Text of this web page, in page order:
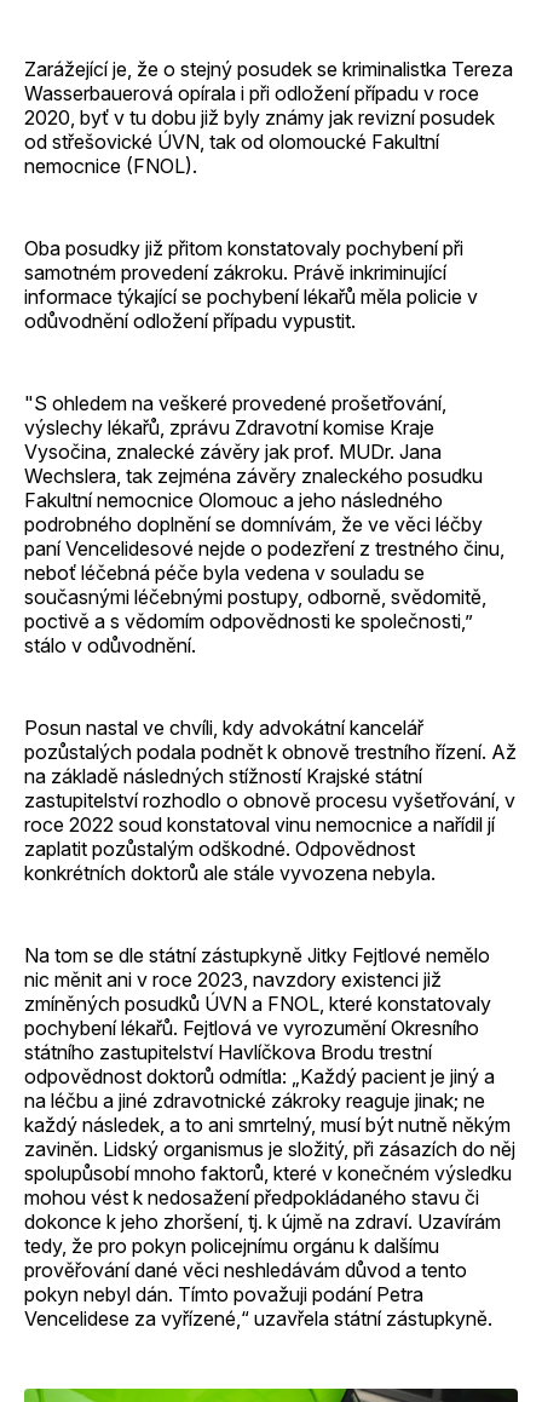
Zarážející je, že o stejný posudek se kriminalistka Tereza
Wasserbauerová opírala i při odložení případu v roce
2020, byť v tu dobu již byly známy jak revizní posudek
od střešovické ÚVN, tak od olomoucké Fakultní
nemocnice (FNOL).
Oba posudky již přitom konstatovaly pochybení při
samotném provedení zákroku. Právě inkriminující
informace týkající se pochybení lékařů měla policie v
odůvodnění odložení případu vypustit.
"S ohledem na veškeré provedené prošetřování,
výslechy lékařů, zprávu Zdravotní komise Kraje
Vysočina, znalecké závěry jak prof. MUDr. Jana
Wechslera, tak zejména závěry znaleckého posudku
Fakultní nemocnice Olomouc a jeho následného
podrobného doplnění se domnívám, že ve věci léčby
paní Vencelidesové nejde o podezření z trestného činu,
neboť léčebná péče byla vedena v souladu se
současnými léčebnými postupy, odborně, svědomitě,
poctivě a s vědomím odpovědnosti ke společnosti,”
stálo v odůvodnění.
Posun nastal ve chvíli, kdy advokátní kancelář
pozůstalých podala podnět k obnově trestního řízení. Až
na základě následných stížností Krajské státní
zastupitelství rozhodlo o obnově procesu vyšetřování, v
roce 2022 soud konstatoval vinu nemocnice a nařídil jí
zaplatit pozůstalým odškodné. Odpovědnost
konkrétních doktorů ale stále vyvozena nebyla.
Na tom se dle státní zástupkyně Jitky Fejtlové nemělo
nic měnit ani v roce 2023, navzdory existenci již
zmíněných posudků ÚVN a FNOL, které konstatovaly
pochybení lékařů. Fejtlová ve vyrozumění Okresního
státního zastupitelství Havlíčkova Brodu trestní
odpovědnost doktorů odmítla: „Každý pacient je jiný a
na léčbu a jiné zdravotnické zákroky reaguje jinak; ne
každý následek, a to ani smrtelný, musí být nutně někým
zaviněn. Lidský organismus je složitý, při zásazích do něj
spolupůsobí mnoho faktorů, které v konečném výsledku
mohou vést k nedosažení předpokládaného stavu či
dokonce k jeho zhoršení, tj. k újmě na zdraví. Uzavírám
tedy, že pro pokyn policejnímu orgánu k dalšímu
prověřování dané věci neshledávám důvod a tento
pokyn nebyl dán. Tímto považuji podání Petra
Vencelidese za vyřízené,“ uzavřela státní zástupkyně.